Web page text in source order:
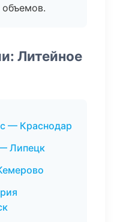
Литейное
— Краснодар
Липецк